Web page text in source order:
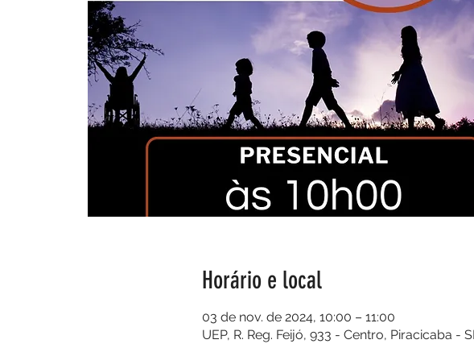
Horário e local
03 de nov. de 2024, 10:00 – 11:00
UEP, R. Reg. Feijó, 933 - Centro, Piracicaba -